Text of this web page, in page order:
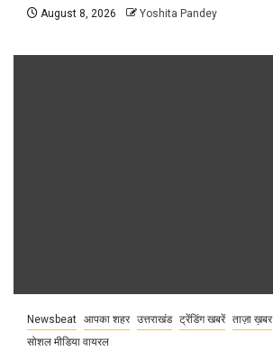
August 8, 2026 Yoshita Pandey
Newsbeat आपका शहर उत्तराखंड ट्रेंडिंग खबरें ताज़ा ख़बर
सोशल मीडिया वायरल